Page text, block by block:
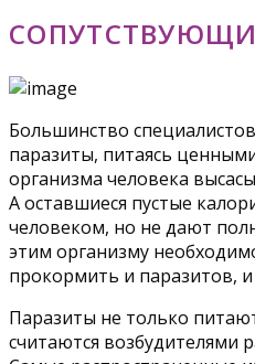
Большинство
паразиты, питаясь
организма человека
А оставшиеся пустые
человеком, но не дают
этим организму
прокормить и паразитов, и
Паразиты не только
считаются возбудителями